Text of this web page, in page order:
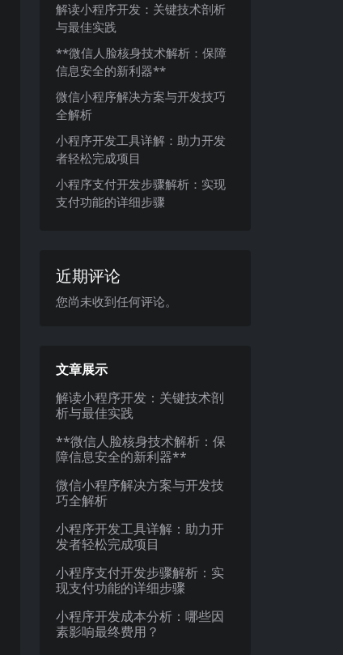
解读小程序开发：关键技术剖析
与最佳实践
**微信人脸核身技术解析：保障
信息安全的新利器**
微信小程序解决方案与开发技巧
全解析
小程序开发工具详解：助力开发
者轻松完成项目
小程序支付开发步骤解析：实现
支付功能的详细步骤
近期评论
您尚未收到任何评论。
文章展示
解读小程序开发：关键技术剖
析与最佳实践
**微信人脸核身技术解析：保
障信息安全的新利器**
微信小程序解决方案与开发技
巧全解析
小程序开发工具详解：助力开
发者轻松完成项目
小程序支付开发步骤解析：实
现支付功能的详细步骤
小程序开发成本分析：哪些因
素影响最终费用？